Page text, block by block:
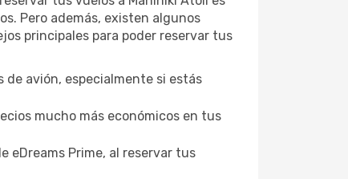
Pero además, existen algunos
principales para poder reservar tus
de avión, especialmente si estás
mucho más económicos en tus
eDreams Prime, al reservar tus